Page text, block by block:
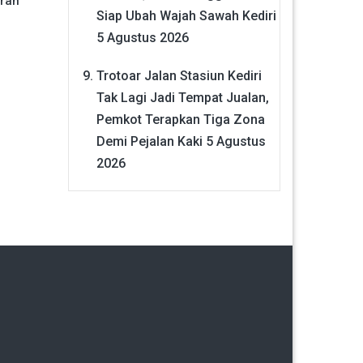
Siap Ubah Wajah Sawah Kediri
5 Agustus 2026
Trotoar Jalan Stasiun Kediri
Tak Lagi Jadi Tempat Jualan,
Pemkot Terapkan Tiga Zona
Demi Pejalan Kaki 5 Agustus
2026